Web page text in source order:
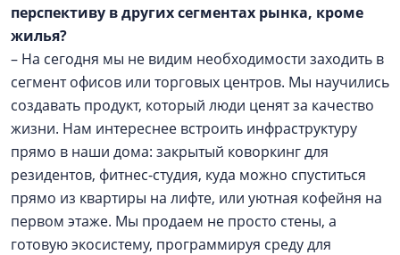
перспективу в других сегментах рынка, кроме
жилья?
– На сегодня мы не видим необходимости заходить в
сегмент офисов или торговых центров. Мы научились
создавать продукт, который люди ценят за качество
жизни. Нам интереснее встроить инфраструктуру
прямо в наши дома: закрытый коворкинг для
резидентов, фитнес-студия, куда можно спуститься
прямо из квартиры на лифте, или уютная кофейня на
первом этаже. Мы продаем не просто стены, а
готовую экосистему, программируя среду для